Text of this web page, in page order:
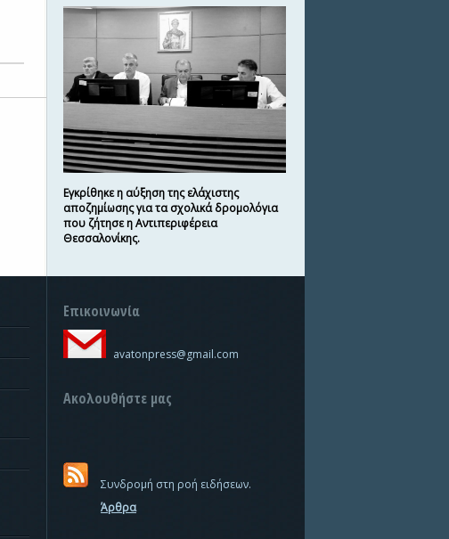
Εγκρίθηκε η αύξηση της ελάχιστης
αποζημίωσης για τα σχολικά δρομολόγια
που ζήτησε η Αντιπεριφέρεια
Θεσσαλονίκης.
Επικοινωνία
avatonpress@gmail.com
Ακολουθήστε μας
Συνδρομή στη ροή ειδήσεων.
Άρθρα